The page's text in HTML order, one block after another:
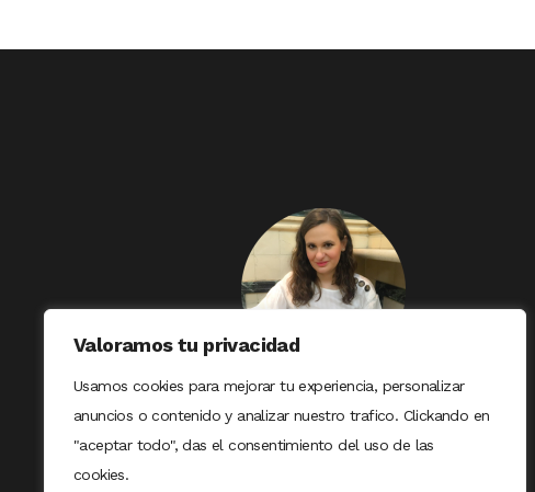
Valoramos tu privacidad
Usamos cookies para mejorar tu experiencia, personalizar
anuncios o contenido y analizar nuestro trafico. Clickando en
"aceptar todo", das el consentimiento del uso de las
cookies.